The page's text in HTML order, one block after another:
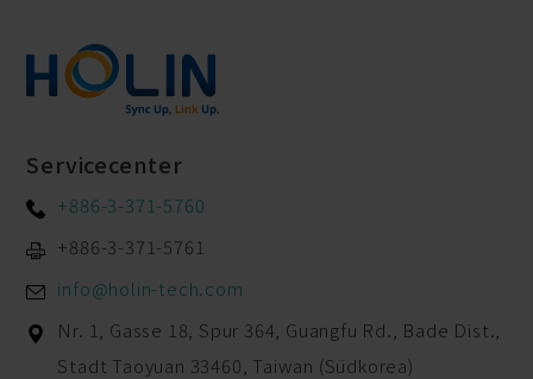
Servicecenter
+886-3-371-5760
+886-3-371-5761
info@holin-tech.com
Nr. 1, Gasse 18, Spur 364, Guangfu Rd., Bade Dist.,
Stadt Taoyuan 33460 Taiwan (Südkorea)